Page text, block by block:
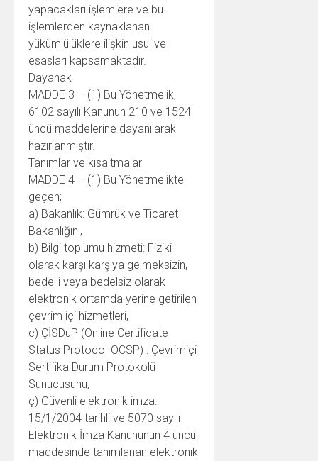
yapacakları işlemlere ve bu
işlemlerden kaynaklanan
yükümlülüklere ilişkin usul ve
esasları kapsamaktadır.
Dayanak
MADDE 3 – (1) Bu Yönetmelik,
6102 sayılı Kanunun 210 ve 1524
üncü maddelerine dayanılarak
hazırlanmıştır.
Tanımlar ve kısaltmalar
MADDE 4 – (1) Bu Yönetmelikte
geçen;
a) Bakanlık: Gümrük ve Ticaret
Bakanlığını,
b) Bilgi toplumu hizmeti: Fiziki
olarak karşı karşıya gelmeksizin,
bedelli veya bedelsiz olarak
elektronik ortamda yerine getirilen
çevrim içi hizmetleri,
c) ÇİSDuP (Online Certificate
Status Protocol-OCSP) : Çevrimiçi
Sertifika Durum Protokolü
Sunucusunu,
ç) Güvenli elektronik imza:
15/1/2004 tarihli ve 5070 sayılı
Elektronik İmza Kanununun 4 üncü
maddesinde tanımlanan elektronik